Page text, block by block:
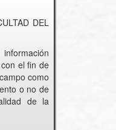
DEL
el fin de
como
o no de
de la